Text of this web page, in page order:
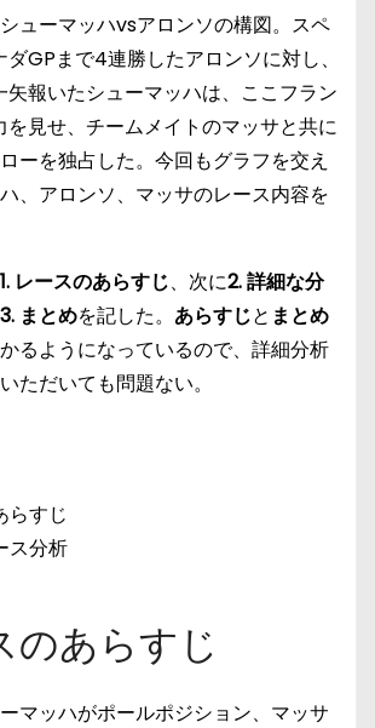
ューマッハvsアロンソの構図。スペ
GPまで4連勝したアロンソに対し、
矢報いたシューマッハは、ここフラン
を見せ、チームメイトのマッサと共に
ーを独占した。今回もグラフを交え
、アロンソ、マッサのレース内容を
1. レースのあらすじ、次に2. 詳細な分
3. まとめを記した。 あらすじと まとめ
るようになっているので、詳細分析
ただいても問題ない。
らすじ
ス分析
のあらすじ
マッハがポールポジション、マッサ